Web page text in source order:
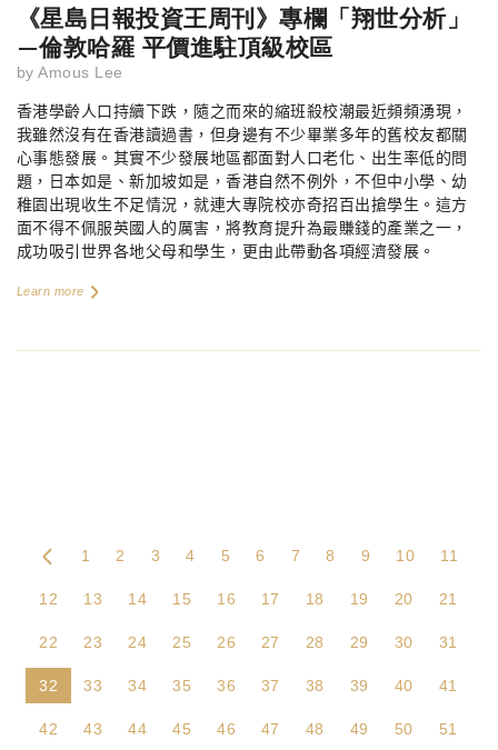
《星島日報投資王周刊》專欄「翔世分析」
—倫敦哈羅 平價進駐頂級校區
by Amous Lee
香港學齡人口持續下跌，隨之而來的縮班殺校潮最近頻頻湧現，
我雖然沒有在香港讀過書，但身邊有不少畢業多年的舊校友都關
心事態發展。其實不少發展地區都面對人口老化、出生率低的問
題，日本如是、新加坡如是，香港自然不例外，不但中小學、幼
稚園出現收生不足情況，就連大專院校亦奇招百出搶學生。這方
面不得不佩服英國人的厲害，將教育提升為最賺錢的產業之一，
成功吸引世界各地父母和學生，更由此帶動各項經濟發展。
Learn more
1 2 3 4 5 6 7 8 9 10 11
12 13 14 15 16 17 18 19 20 21
22 23 24 25 26 27 28 29 30 31
32 33 34 35 36 37 38 39 40 41
42 43 44 45 46 47 48 49 50 51